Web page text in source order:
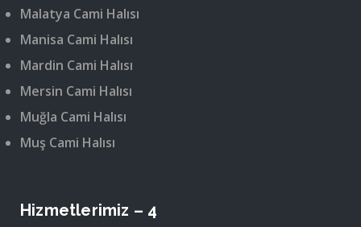
Malatya Cami Halısı
Manisa Cami Halısı
Mardin Cami Halısı
Mersin Cami Halısı
Muğla Cami Halısı
Muş Cami Halısı
Hizmetlerimiz – 4